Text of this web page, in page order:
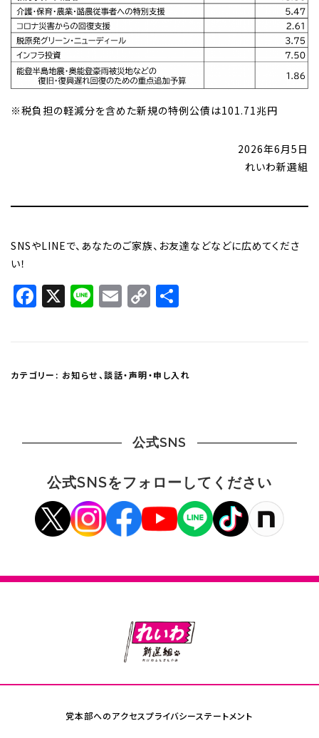
※税負担の軽減分を含めた新規の特例公債は101.71兆円
2026年6月5日
れいわ新選組
SNSやLINEで、あなたのご家族、お友達などなどに広めてくださ
い！
Facebook
X LineEmail
Copy
カテゴリー: お知らせ、談話・声明・申し入れ
公式SNS
公式SNSをフォローしてください
党本部へのアクセスプライバシーステートメント